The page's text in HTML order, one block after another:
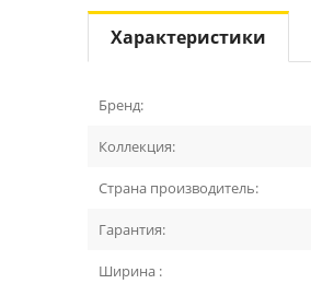
Характеристики
Бренд:
Коллекция:
Страна производитель:
Гарантия:
Ширина :